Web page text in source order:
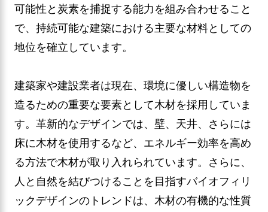
可能性と炭素を捕捉する能力を組み合わせること
で、持続可能な建築における主要な材料としての
地位を確立しています。
建築家や建設業者は現在、環境に優しい構造物を
造るための重要な要素として木材を採用していま
す。革新的なデザインでは、壁、天井、さらには
床に木材を使用するなど、エネルギー効率を高め
る方法で木材が取り入れられています。さらに、
人と自然を結びつけることを目指すバイオフィリ
ックデザインのトレンドは、木材の有機的な性質